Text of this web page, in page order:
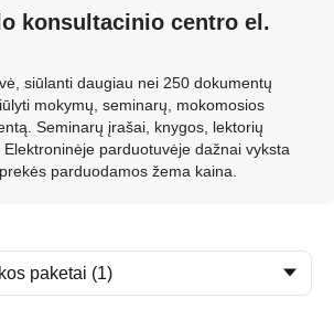
konsultacinio centro el.
siūlanti daugiau nei 250 dokumentų
mokymų, seminarų, mokomosios
Seminarų įrašai, knygos, lektorių
parduotuvėje dažnai vyksta
parduodamos žema kaina.